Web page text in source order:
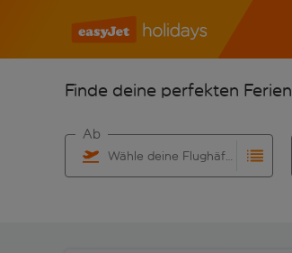
Finde deine perfekten Ferien
Wähle deine Flughäfen
Ab